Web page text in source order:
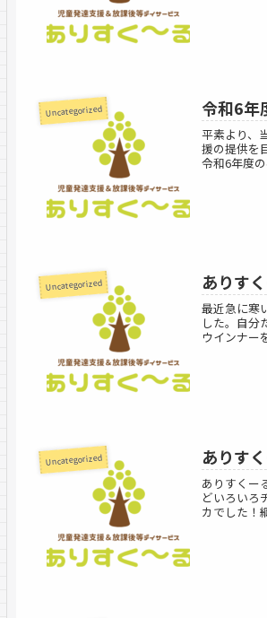
Uncategorized 令和6年
平素より、
援の提供を
令和6年度
Uncategorized ありす
最近急に寒
した。自分
ウインナー
Uncategorized ありす
ありすくー
どいろいろ
カでした！